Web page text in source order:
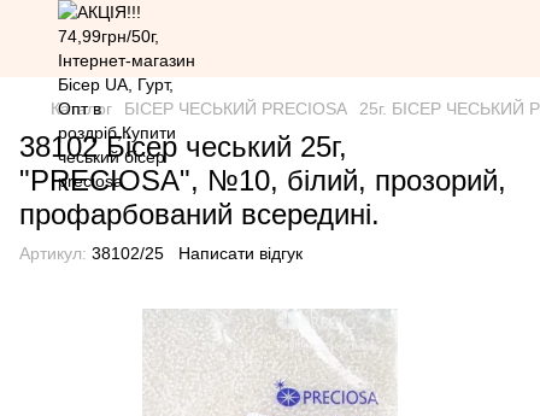
Каталог БІСЕР ЧЕСЬКИЙ PRECIOSA 25г. БІСЕР ЧЕСЬКИЙ
38102 Бісер чеський 25г,
"PRECIOSA", №10, білий, прозорий,
профарбований всередині.
Артикул: 38102/25 Написати відгук